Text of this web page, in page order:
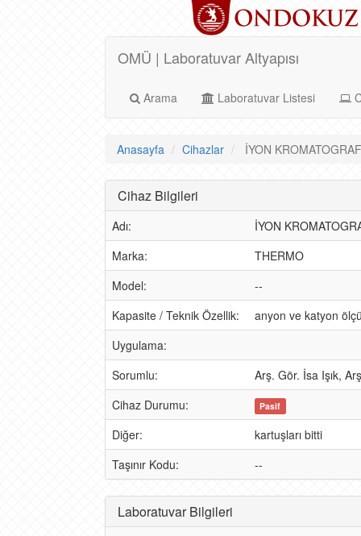
OMÜ | Laboratuvar Altyapısı
Arama Laboratuvar Listesi
Anasayfa Cihazlar İYON
Cihaz Bilgileri
Adı:
İYON
Marka:
THERMO
Model:
--
Kapasite / Teknik Özellik:
anyon ve katyon
Uygulama:
Sorumlu:
Arş. Gör. İsa Işık,
Cihaz Durumu:
Pasif
Diğer:
kartuşları bitti
Taşınır Kodu:
--
Laboratuvar Bilgileri